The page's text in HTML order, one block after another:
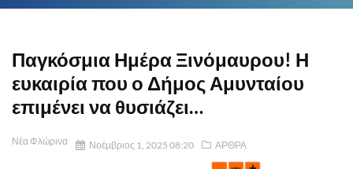
Παγκόσμια Ημέρα Ξινόμαυρου! Η
ευκαιρία που ο Δήμος Αμυνταίου
επιμένει να θυσιάζει…
Νέα Φλώρινα Νοέμβριος 1, 2025 08:20 ΑΡΘΡΑ